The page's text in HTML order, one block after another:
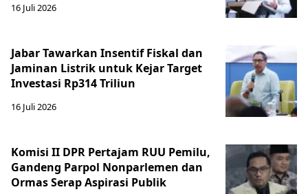
16 Juli 2026
Jabar Tawarkan Insentif Fiskal dan
Jaminan Listrik untuk Kejar Target
Investasi Rp314 Triliun
16 Juli 2026
Komisi II DPR Pertajam RUU Pemilu,
Gandeng Parpol Nonparlemen dan
Ormas Serap Aspirasi Publik